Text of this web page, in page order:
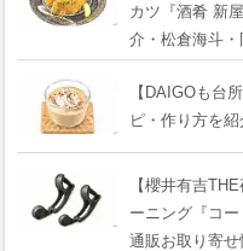
カツ『酒肴 新
介・松倉海斗・
【DAIGOも台
ピ・作り方を紹
【櫻井有吉
ーニング『コ
通販お取り寄せ